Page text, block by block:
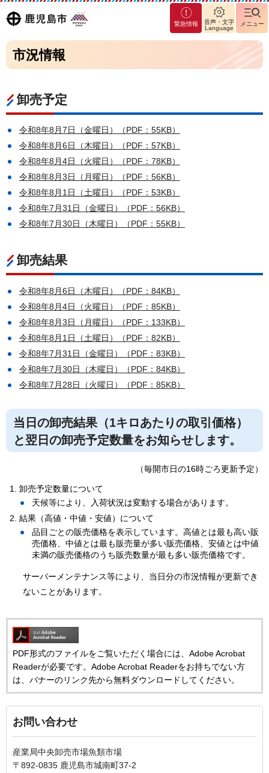
鹿児島
市
マグ
マシ
ティ
島市
緊急情報
音声・文字
Language
メニュー
市況情報
卸売予定
令和8年8月7日（金曜日）（PDF：55KB）
令和8年8月6日（木曜日）（PDF：57KB）
令和8年8月4日（火曜日）（PDF：78KB）
令和8年8月3日（月曜日）（PDF：56KB）
令和8年8月1日（土曜日）（PDF：53KB）
令和8年7月31日（金曜日）（PDF：56KB）
令和8年7月30日（木曜日）（PDF：55KB）
卸売結果
令和8年8月6日（木曜日）（PDF：84KB）
令和8年8月4日（火曜日）（PDF：85KB）
令和8年8月3日（月曜日）（PDF：133KB）
令和8年8月1日（土曜日）（PDF：82KB）
令和8年7月31日（金曜日）（PDF：83KB）
令和8年7月30日（木曜日）（PDF：84KB）
令和8年7月28日（火曜日）（PDF：85KB）
当日の卸売結果（1キロあたりの取引価格）
と翌日の卸売予定数量をお知らせします。
（毎開市日の16時ごろ更新予定）
卸売予定数量について
天候等により、入荷状況は変動する場合があります。
結果（高値・中値・安値）について
品目ごとの販売価格を表示しています。高値とは最も高い販
売価格、中値とは最も販売量が多い販売価格、安値とは中値
未満の販売価格のうち販売数量が最も多い販売価格です。
サーバーメンテナンス等により、当日分の市況情報が更新でき
ないことがあります。
PDF形式のファイルをご覧いただく場合には、Adobe Acrobat
Readerが必要です。Adobe Acrobat Readerをお持ちでない方
は、バナーのリンク先から無料ダウンロードしてください。
お問い合わせ
産業局中央卸売市場魚類市場
〒892-0835 鹿児島市城南町37-2